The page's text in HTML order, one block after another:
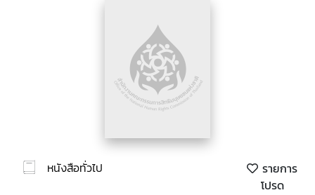
หนังสือทั่วไป
รายการ
โปรด